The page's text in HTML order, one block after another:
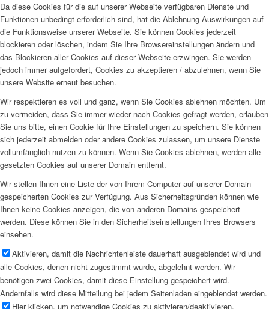
Da diese Cookies für die auf unserer Webseite verfügbaren Dienste und
Funktionen unbedingt erforderlich sind, hat die Ablehnung Auswirkungen auf
die Funktionsweise unserer Webseite. Sie können Cookies jederzeit
blockieren oder löschen, indem Sie Ihre Browsereinstellungen ändern und
das Blockieren aller Cookies auf dieser Webseite erzwingen. Sie werden
jedoch immer aufgefordert, Cookies zu akzeptieren / abzulehnen, wenn Sie
unsere Website erneut besuchen.
Wir respektieren es voll und ganz, wenn Sie Cookies ablehnen möchten. Um
zu vermeiden, dass Sie immer wieder nach Cookies gefragt werden, erlauben
Sie uns bitte, einen Cookie für Ihre Einstellungen zu speichern. Sie können
sich jederzeit abmelden oder andere Cookies zulassen, um unsere Dienste
vollumfänglich nutzen zu können. Wenn Sie Cookies ablehnen, werden alle
gesetzten Cookies auf unserer Domain entfernt.
Wir stellen Ihnen eine Liste der von Ihrem Computer auf unserer Domain
gespeicherten Cookies zur Verfügung. Aus Sicherheitsgründen können wie
Ihnen keine Cookies anzeigen, die von anderen Domains gespeichert
werden. Diese können Sie in den Sicherheitseinstellungen Ihres Browsers
einsehen.
Aktivieren, damit die Nachrichtenleiste dauerhaft ausgeblendet wird und
alle Cookies, denen nicht zugestimmt wurde, abgelehnt werden. Wir
benötigen zwei Cookies, damit diese Einstellung gespeichert wird.
Andernfalls wird diese Mitteilung bei jedem Seitenladen eingeblendet werden.
Hier klicken, um notwendige Cookies zu aktivieren/deaktivieren.